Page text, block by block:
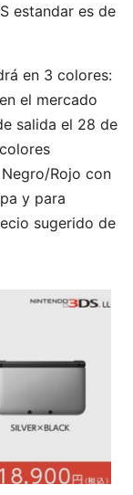
estandar es de
en 3 colores:
el mercado
salida el 28 de
Rojo con
y para
sugerido de